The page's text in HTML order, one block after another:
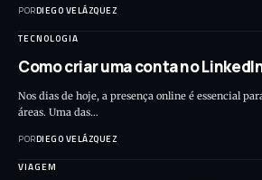
PORDIEGO VELÁZQUEZ
TECNOLOGIA
Como criar uma conta no
Nos dias de hoje, a presença online é essencial
áreas. Uma das…
PORDIEGO VELÁZQUEZ
VIAGEM